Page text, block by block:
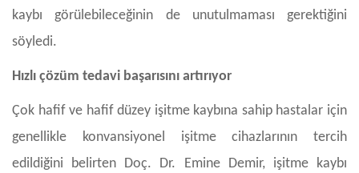
kaybı görülebileceğinin de unutulmaması gerektiğini
söyledi.
Hızlı çözüm tedavi başarısını artırıyor
Çok hafif ve hafif düzey işitme kaybına sahip hastalar için
genellikle konvansiyonel işitme cihazlarının tercih
edildiğini belirten Doç. Dr. Emine Demir, işitme kaybı